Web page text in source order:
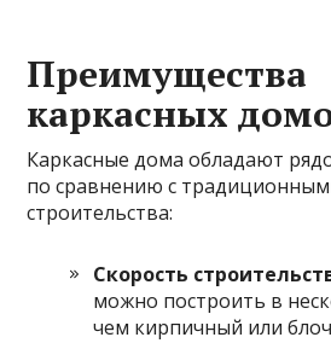
Преимущества
каркасных
Каркасные дома обладают
по сравнению с
строительства:
Скорость
можно построить в
чем кирпичный или